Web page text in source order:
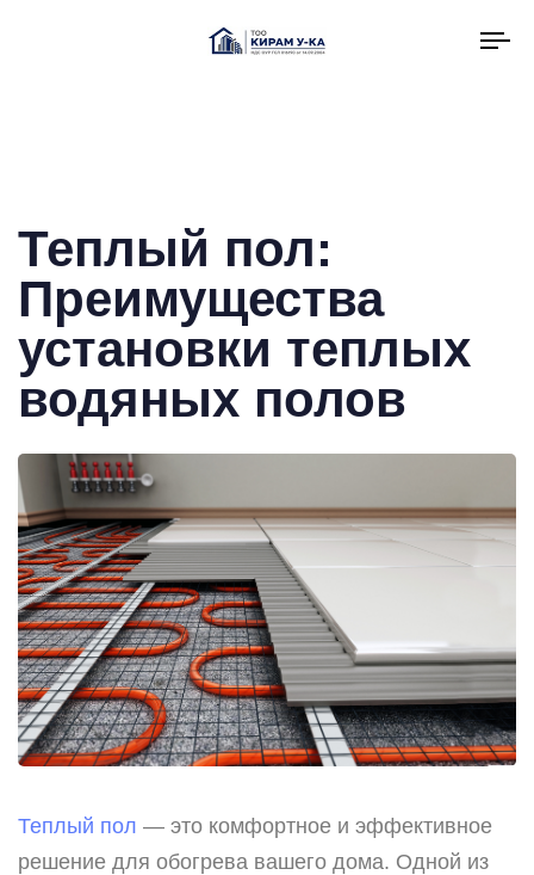
Теплый пол:
Преимущества
установки теплых
водяных полов
Теплый пол — это комфортное и эффективное
решение для обогрева вашего дома. Одной из